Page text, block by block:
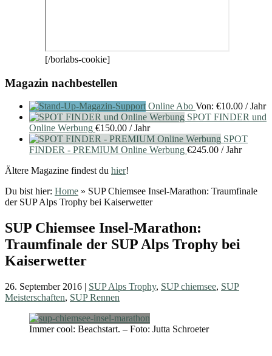
[/borlabs-cookie]
Magazin nachbestellen
Online Abo Von: €10.00 / Jahr
SPOT FINDER und
Online Werbung €150.00 / Jahr
SPOT
FINDER - PREMIUM Online Werbung €245.00 / Jahr
Ältere Magazine findest du hier!
Du bist hier: Home » SUP Chiemsee Insel-Marathon: Traumfinale
der SUP Alps Trophy bei Kaiserwetter
SUP Chiemsee Insel-Marathon:
Traumfinale der SUP Alps Trophy bei
Kaiserwetter
26. September 2016 | SUP Alps Trophy, SUP chiemsee, SUP
Meisterschaften, SUP Rennen
Immer cool: Beachstart. – Foto: Jutta Schroeter